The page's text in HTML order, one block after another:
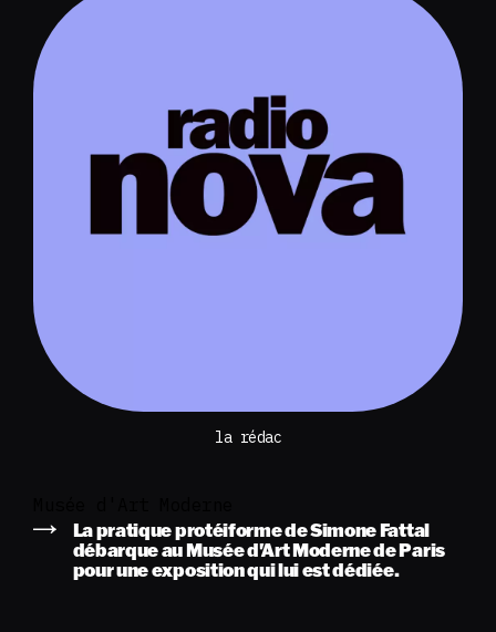
la rédac
La pratique protéiforme de Simone Fattal
débarque au Musée d'Art Moderne de Paris
pour une exposition qui lui est dédiée.